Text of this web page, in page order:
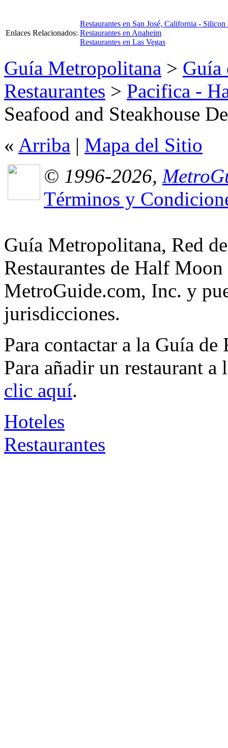
Enlaces Relacionados:
Restaurantes en San José, California -
Restaurantes en Anaheim
Restaurantes en Las Vegas
Guía Metropolitana > Guía
Restaurantes > Pacifica -
Seafood and Steakhouse
« Arriba | Mapa del Sitio
© 1996-2026,
Términos y
Guía Metropolitana, Red
Restaurantes de Half
MetroGuide.com, Inc. y
jurisdicciones.
Para contactar a la Guía de
Para añadir un restaurant
clic aquí.
Hoteles
Restaurantes